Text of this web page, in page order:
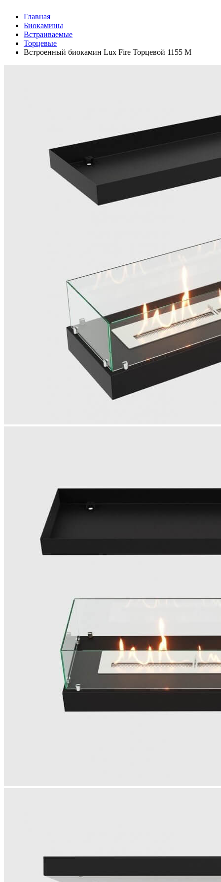
Главная
Биокамины
Встраиваемые
Торцевые
Встроенный биокамин Lux Fire Торцевой 1155 М